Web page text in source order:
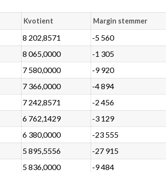
Kvotient Margin stemmer
8 202,8571
-5 560
8 065,0000
-1 305
7 580,0000
-9 920
7 366,0000
-4 894
7 242,8571
-2 456
6 762,1429
-3 129
6 380,0000
-23 555
5 895,5556
-27 915
5 836,0000
-9 484